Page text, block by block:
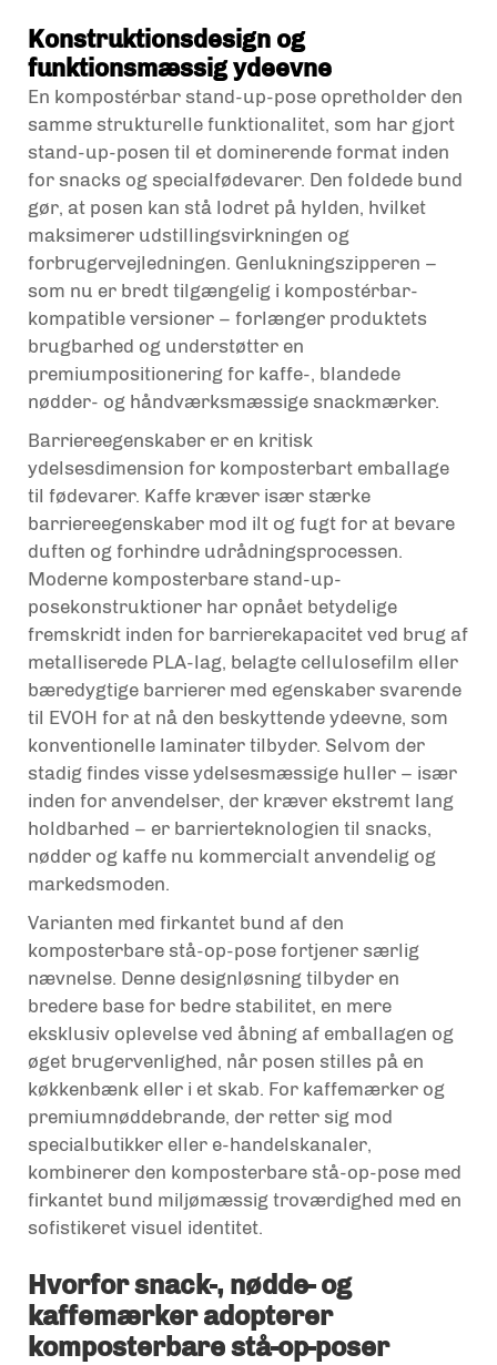
Konstruktionsdesign og
funktionsmæssig ydeevne
En kompostérbar stand-up-pose opretholder den
samme strukturelle funktionalitet, som har gjort
stand-up-posen til et dominerende format inden
for snacks og specialfødevarer. Den foldede bund
gør, at posen kan stå lodret på hylden, hvilket
maksimerer udstillingsvirkningen og
forbrugervejledningen. Genlukningszipperen –
som nu er bredt tilgængelig i kompostérbar-
kompatible versioner – forlænger produktets
brugbarhed og understøtter en
premiumpositionering for kaffe-, blandede
nødder- og håndværksmæssige snackmærker.
Barriereegenskaber er en kritisk
ydelsesdimension for komposterbart emballage
til fødevarer. Kaffe kræver især stærke
barriereegenskaber mod ilt og fugt for at bevare
duften og forhindre udrådningsprocessen.
Moderne komposterbare stand-up-
posekonstruktioner har opnået betydelige
fremskridt inden for barrierekapacitet ved brug af
metalliserede PLA-lag, belagte cellulosefilm eller
bæredygtige barrierer med egenskaber svarende
til EVOH for at nå den beskyttende ydeevne, som
konventionelle laminater tilbyder. Selvom der
stadig findes visse ydelsesmæssige huller – især
inden for anvendelser, der kræver ekstremt lang
holdbarhed – er barrierteknologien til snacks,
nødder og kaffe nu kommercialt anvendelig og
markedsmoden.
Varianten med firkantet bund af den
komposterbare stå-op-pose fortjener særlig
nævnelse. Denne designløsning tilbyder en
bredere base for bedre stabilitet, en mere
eksklusiv oplevelse ved åbning af emballagen og
øget brugervenlighed, når posen stilles på en
køkkenbænk eller i et skab. For kaffemærker og
premiumnøddebrande, der retter sig mod
specialbutikker eller e-handelskanaler,
kombinerer den komposterbare stå-op-pose med
firkantet bund miljømæssig troværdighed med en
sofistikeret visuel identitet.
Hvorfor snack-, nødde- og
kaffemærker adopterer
komposterbare stå-op-poser